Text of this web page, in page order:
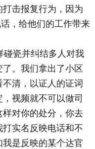
击报复行为，因为
，给他们的工作带来
瓷并纠结多人对我
。我们拿出了小区
清，以证人的证词
视频就不可以做司
对你的处分，你去
实名反映电话和不
是反映的某个达官